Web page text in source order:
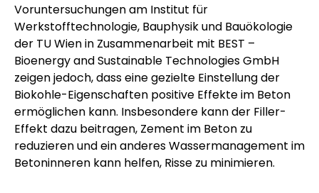
Voruntersuchungen am Institut für
Werkstofftechnologie, Bauphysik und Bauökologie
der TU Wienin Zusammenarbeit mit BEST –
Bioenergy and Sustainable Technologies GmbH
zeigen jedoch, dass eine gezielte Einstellung der
Biokohle-Eigenschaften positive Effekte im Beton
ermöglichen kann. Insbesondere kann der Filler-
Effekt dazu beitragen, Zement im Beton zu
reduzieren und ein anderes Wassermanagement im
Betoninneren kann helfen, Risse zu minimieren.